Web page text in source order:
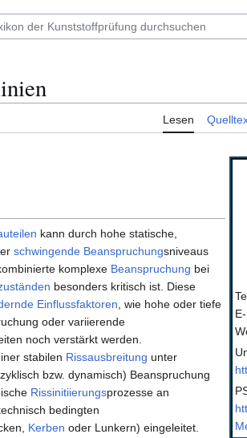
Lesen
kann durch hohe statische,
schwingende Beanspruchung­sniveaus
komplexe Beanspruchung bei
besonders kritisch ist. Diese
Einflussfaktoren , wie hohe oder tiefe
oder variierende
noch verstärkt werden.
stabilen Rissausbreitung unter
bzw. dynamisch) Beanspruchung
Rissinitiierungs­prozesse an
bedingten
Kerben oder Lunkern) eingeleitet.